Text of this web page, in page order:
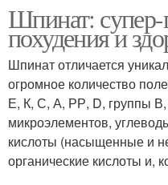
Реакция на шпинат
Шпинат: супер-
похудения и
Шпинат отличается
огромное количество
Е, К, С, А, РР, D, группы
микроэлементов,
кислоты (насыщенные и
органические кислоты и,